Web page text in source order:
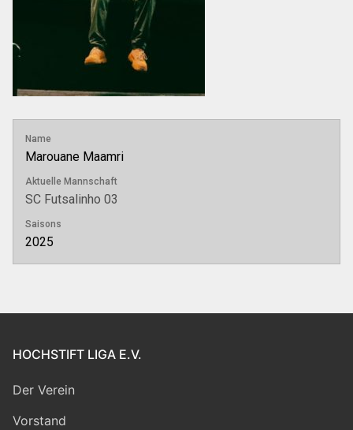
Name
Marouane Maamri
Aktuelle Mannschaft
SC Futsalinho 03
Saisons
2025
HOCHSTIFT LIGA E.V.
Der Verein
Vorstand